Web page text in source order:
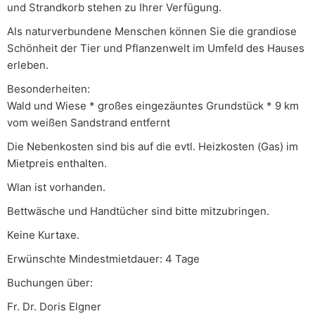
und Strandkorb stehen zu Ihrer Verfügung.
Als naturverbundene Menschen können Sie die grandiose
Schönheit der Tier und Pflanzenwelt im Umfeld des Hauses
erleben.
Besonderheiten:
Wald und Wiese * großes eingezäuntes Grundstück * 9 km
vom weißen Sandstrand entfernt
Die Nebenkosten sind bis auf die evtl. Heizkosten (Gas) im
Mietpreis enthalten.
Wlan ist vorhanden.
Bettwäsche und Handtücher sind bitte mitzubringen.
Keine Kurtaxe.
Erwünschte Mindestmietdauer: 4 Tage
Buchungen über:
Fr. Dr. Doris Elgner